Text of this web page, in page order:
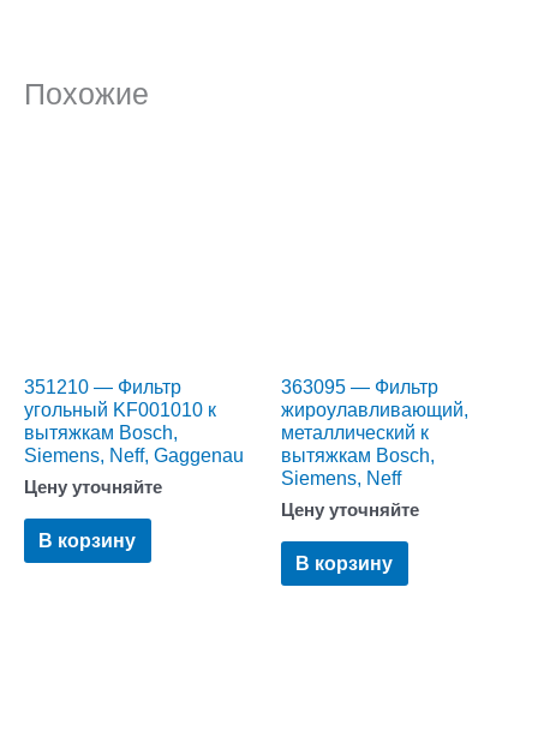
Похожие
351210 — Фильтр
угольный KF001010 к
вытяжкам Bosch,
Siemens, Neff, Gaggenau
Цену уточняйте
В корзину
363095 — Фильтр
жироулавливающий,
металлический к
вытяжкам Bosch,
Siemens, Neff
Цену уточняйте
В корзину